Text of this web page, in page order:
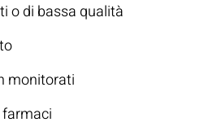
o di bassa qualità
monitorati